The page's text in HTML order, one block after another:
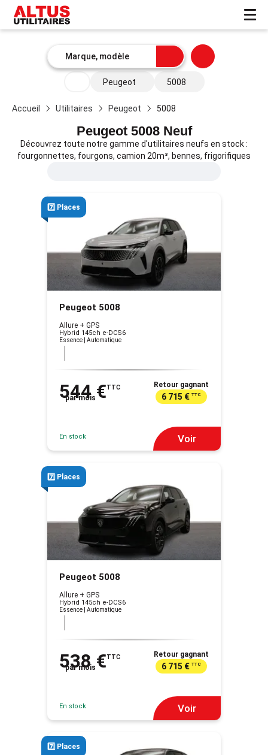
Peugeot 5008
Accueil Utilitaires Peugeot 5008
Peugeot 5008 Neuf
Découvrez toute notre gamme d'utilitaires neufs en stock :
fourgonnettes, fourgons, camion 20m³, bennes, frigorifiques
7️⃣ Places
Peugeot 5008
Allure + GPS
Hybrid 145ch e-DCS6
Essence | Automatique
544 €TTC
par mois
Retour gagnant
6 715 € TTC
En stock Voir
7️⃣ Places
Peugeot 5008
Allure + GPS
Hybrid 145ch e-DCS6
Essence | Automatique
538 €TTC
par mois
Retour gagnant
6 715 € TTC
En stock Voir
7️⃣ Places